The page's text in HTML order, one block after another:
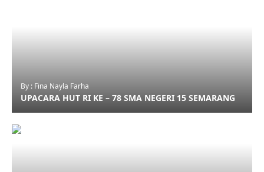
By : Fina Nayla Farha
UPACARA HUT RI KE – 78 SMA NEGERI 15 SEMARANG